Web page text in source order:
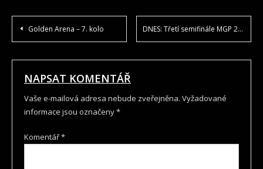
NAVIGACE
PRO
PŘÍSPĚVEK
Golden Arena – 7. kolo DNES: Třetí semifinále MGP 2020 v Norsku
NAPSAT KOMENTÁŘ
Vaše e-mailová adresa nebude zveřejněna. Vyžadované
informace jsou označeny*
Komentář*